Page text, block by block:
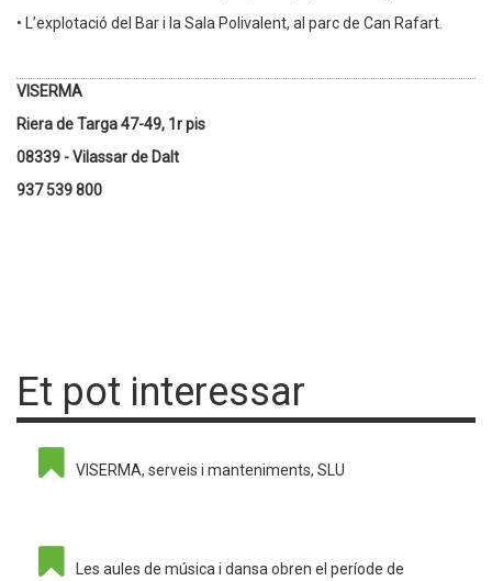
• L’explotació del Bar i la Sala Polivalent, al parc de Can Rafart.
VISERMA
Riera de Targa 47-49, 1r pis
08339 - Vilassar de Dalt
937 539 800
Et pot interessar
VISERMA, serveis i manteniments, SLU
Les aules de música i dansa obren el període de